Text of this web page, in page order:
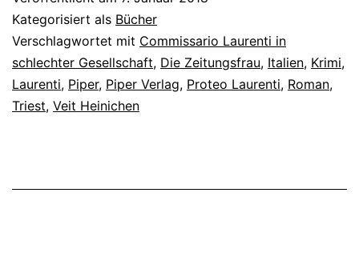
Kategorisiert als Bücher
Verschlagwortet mit Commissario Laurenti in
schlechter Gesellschaft, Die Zeitungsfrau, Italien, Krimi,
Laurenti, Piper, Piper Verlag, Proteo Laurenti, Roman,
Triest, Veit Heinichen